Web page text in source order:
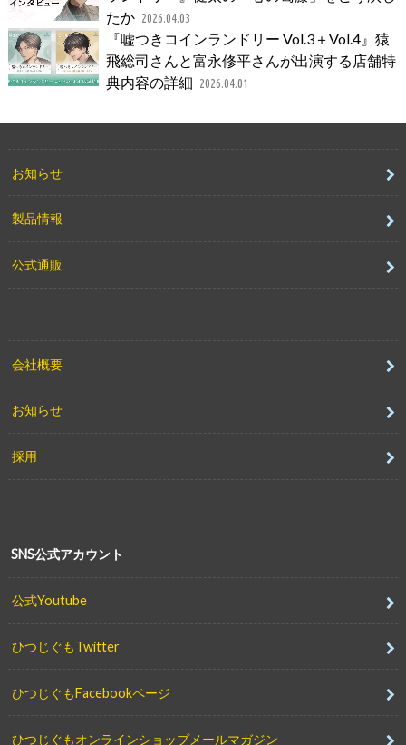
たか 2026.04.03
『嘘つきコインランドリー Vol.3＋Vol.4』猿
飛総司さんと富永修平さんが出演する店舗特
典内容の詳細 2026.04.01
お知らせ
製品情報
公式通販
会社概要
お知らせ
採用
SNS公式アカウント
公式Youtube
ひつじぐもTwitter
ひつじぐもFacebookページ
ひつじぐもオンラインショップメールマガジン